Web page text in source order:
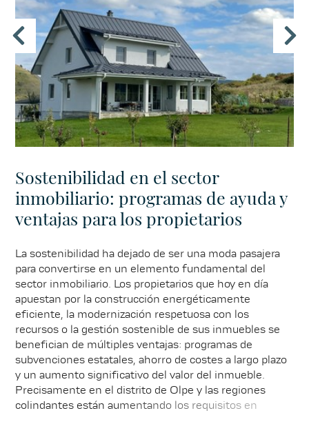
Sostenibilidad en el sector
inmobiliario: programas de ayuda y
ventajas para los propietarios
La sostenibilidad ha dejado de ser una moda pasajera
para convertirse en un elemento fundamental del
sector inmobiliario. Los propietarios que hoy en día
apuestan por la construcción energéticamente
eficiente, la modernización respetuosa con los
recursos o la gestión sostenible de sus inmuebles se
benefician de múltiples ventajas: programas de
subvenciones estatales, ahorro de costes a largo plazo
y un aumento significativo del valor del inmueble.
Precisamente en el distrito de Olpe y las regiones
colindantes están aumentando los requisitos en